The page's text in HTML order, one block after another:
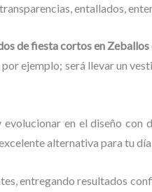
entallados,
de fiesta cortos en Zeballos
ejemplo; será llevar un
en el diseño
alternativa para tu
entregando resultados